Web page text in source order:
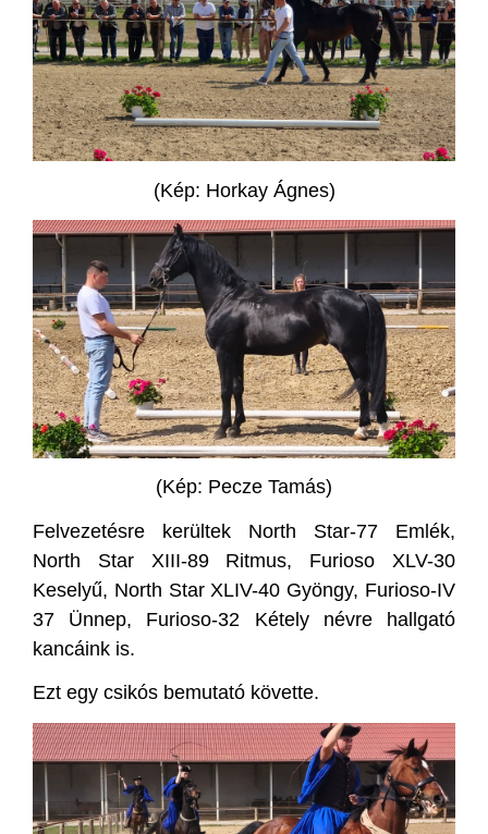
(Kép: Horkay Ágnes)
(Kép: Pecze Tamás)
Felvezetésre kerültek North Star-77 Emlék,
North Star XIII-89 Ritmus, Furioso XLV-30
Keselyű, North Star XLIV-40 Gyöngy, Furioso-IV
37 Ünnep, Furioso-32 Kétely névre hallgató
kancáink is.
Ezt egy csikós bemutató követte.